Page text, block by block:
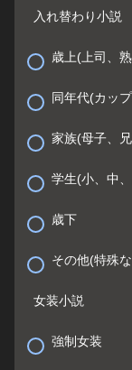
入れ替わり小説
歳上(上司、
同年代(カッ
家族(母子、
学生(小、中
歳下
その他(特殊
女装小説
強制女装